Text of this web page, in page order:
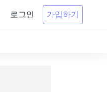
로그인 가입하기